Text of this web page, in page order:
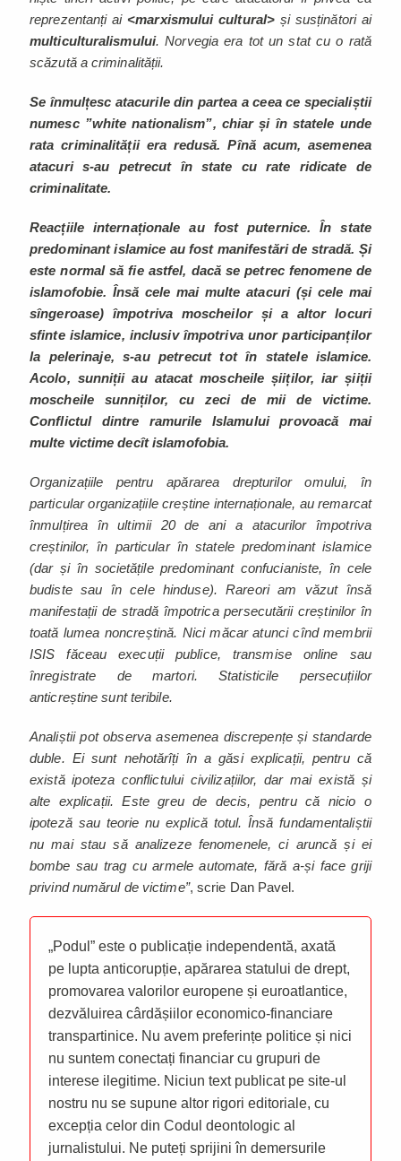
reprezentanți ai <marxismului cultural> și susținători ai
multiculturalismului. Norvegia era tot un stat cu o rată
scăzută a criminalității.
Se înmulțesc atacurile din partea a ceea ce specialiștii
numesc ”white nationalism”, chiar și în statele unde
rata criminalității era redusă. Pînă acum, asemenea
atacuri s-au petrecut în state cu rate ridicate de
criminalitate.
Reacțiile internaționale au fost puternice. În state
predominant islamice au fost manifestări de stradă. Și
este normal să fie astfel, dacă se petrec fenomene de
islamofobie. Însă cele mai multe atacuri (și cele mai
sîngeroase) împotriva moscheilor și a altor locuri
sfinte islamice, inclusiv împotriva unor participanților
la pelerinaje, s-au petrecut tot în statele islamice.
Acolo, sunniții au atacat moscheile șiiților, iar șiiții
moscheile sunniților, cu zeci de mii de victime.
Conflictul dintre ramurile Islamului provoacă mai
multe victime decît islamofobia.
Organizațiile pentru apărarea drepturilor omului, în
particular organizațiile creștine internaționale, au remarcat
înmulțirea în ultimii 20 de ani a atacurilor împotriva
creștinilor, în particular în statele predominant islamice
(dar și în societățile predominant confucianiste, în cele
budiste sau în cele hinduse). Rareori am văzut însă
manifestații de stradă împotrica persecutării creștinilor în
toată lumea noncreștină. Nici măcar atunci cînd membrii
ISIS făceau execuții publice, transmise online sau
înregistrate de martori. Statisticile persecuțiilor
anticreștine sunt teribile.
Analiștii pot observa asemenea discrepențe și standarde
duble. Ei sunt nehotărîți în a găsi explicații, pentru că
există ipoteza conflictului civilizațiilor, dar mai există și
alte explicații. Este greu de decis, pentru că nicio o
ipoteză sau teorie nu explică totul. Însă fundamentaliștii
nu mai stau să analizeze fenomenele, ci aruncă și ei
bombe sau trag cu armele automate, fără a-și face griji
privind numărul de victime”, scrie Dan Pavel.
„Podul” este o publicație independentă, axată
pe lupta anticorupție, apărarea statului de drept,
promovarea valorilor europene și euroatlantice,
dezvăluirea cârdășiilor economico-financiare
transpartinice. Nu avem preferințe politice și nici
nu suntem conectați financiar cu grupuri de
interese ilegitime. Niciun text publicat pe site-ul
nostru nu se supune altor rigori editoriale, cu
excepția celor din Codul deontologic al
jurnalistului. Ne puteți sprijini în demersurile